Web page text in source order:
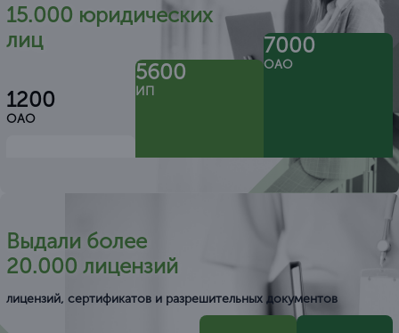
15.000 юридических
лиц
1200
ОАО
5600
ИП
7000
ОАО
Выдали более
20.000 лицензий
лицензий, сертификатов и разрешительных документов